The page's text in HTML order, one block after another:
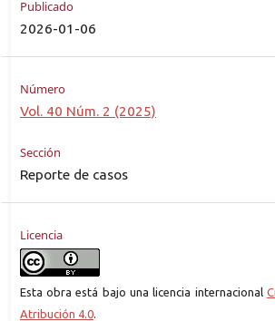
Publicado
2026-01-06
Número
Vol. 40 Núm. 2 (2025)
Sección
Reporte de casos
Licencia
Esta obra está bajo una licencia internacional
Atribución 4.0.